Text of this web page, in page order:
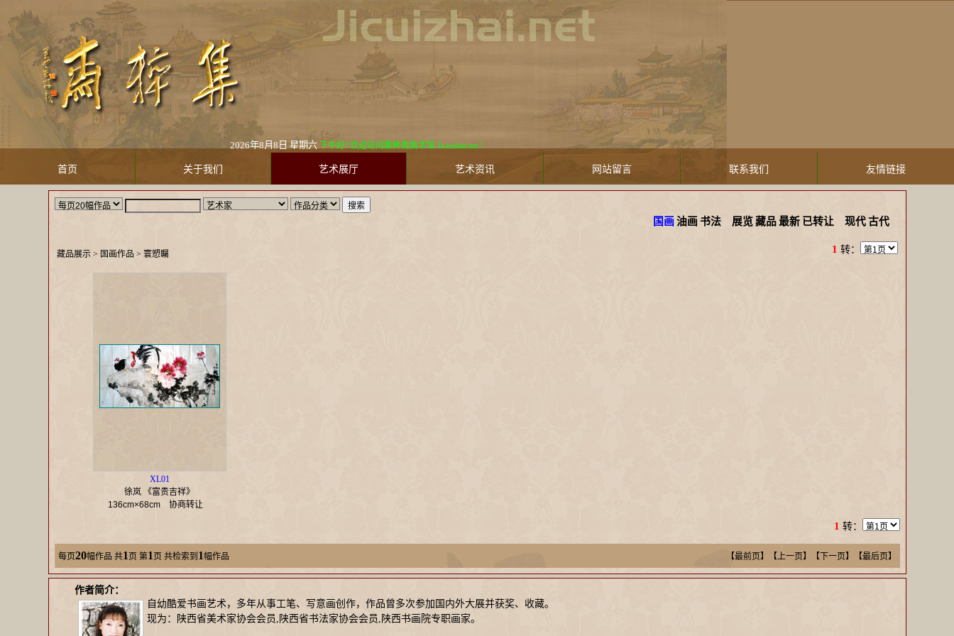
2026年8月8日 星期六 下午好! 欢迎访问集粹斋美术馆 Jicuizhai.net !
首页 关于我们 艺术展厅 艺术资讯 网站留言 联系我们 友情链接
国画 油画 书法 展览 藏品 最新 已转让 现代 古代
藏品展示> 国画作品 > 寰愬矚 1 转：
XL01
徐岚 《富贵吉祥》
136cm×68cm协商转让
1 转：
每页20幅作品 共1 页 第1 页 共检索到 1幅作品 【最前页】【上一页】 【下一页】【最后页】
作者简介：
自幼酷爱书画艺术，多年从事工笔、写意画创作，作品曾多次参加国内外大展并获奖、收藏。
现为：陕西省美术家协会会员,陕西省书法家协会会员,陕西书画院专职画家。